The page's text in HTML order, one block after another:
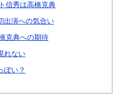
信秀は高橋克典
出演への気合い
克典への期待
れない
ぽい？